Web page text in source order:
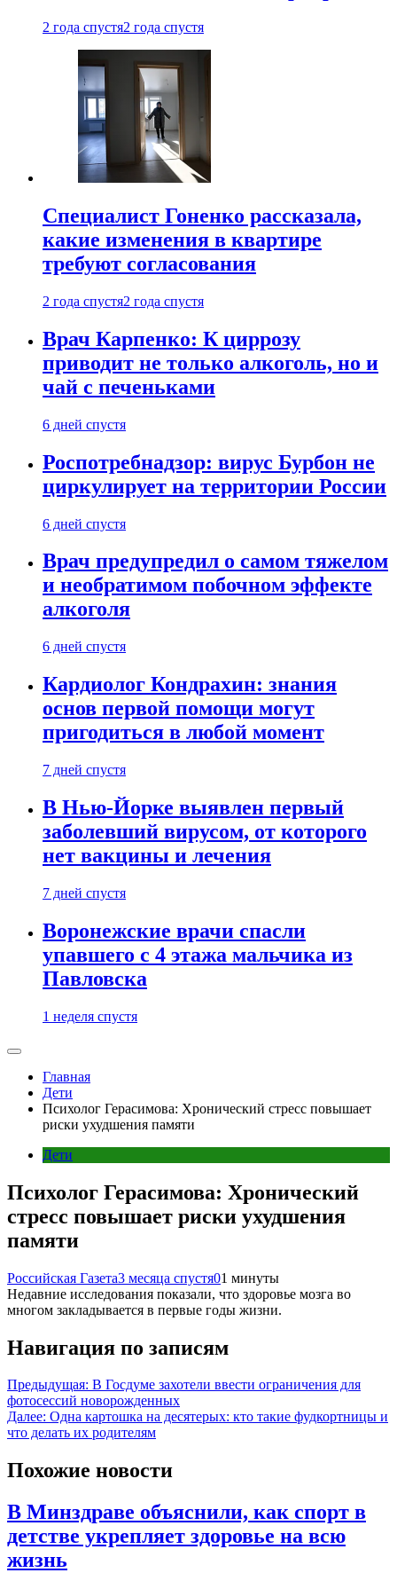
2 года спустя2 года спустя
Специалист Гоненко рассказала,
какие изменения в квартире
требуют согласования
2 года спустя2 года спустя
Врач Карпенко: К циррозу
приводит не только алкоголь, но и
чай с печеньками
6 дней спустя
Роспотребнадзор: вирус Бурбон не
циркулирует на территории России
6 дней спустя
Врач предупредил о самом тяжелом
и необратимом побочном эффекте
алкоголя
6 дней спустя
Кардиолог Кондрахин: знания
основ первой помощи могут
пригодиться в любой момент
7 дней спустя
В Нью-Йорке выявлен первый
заболевший вирусом, от которого
нет вакцины и лечения
7 дней спустя
Воронежские врачи спасли
упавшего с 4 этажа мальчика из
Павловска
1 неделя спустя
Главная
Дети
Психолог Герасимова: Хронический стресс повышает
риски ухудшения памяти
Дети
Психолог Герасимова: Хронический
стресс повышает риски ухудшения
памяти
Российская Газета3 месяца спустя01 минуты
Недавние исследования показали, что здоровье мозга во
многом закладывается в первые годы жизни.
Навигация по записям
Предыдущая: В Госдуме захотели ввести ограничения для
фотосессий новорожденных
Далее: Одна картошка на десятерых: кто такие фудкортницы и
что делать их родителям
Похожие новости
В Минздраве объяснили, как спорт в
детстве укрепляет здоровье на всю
жизнь